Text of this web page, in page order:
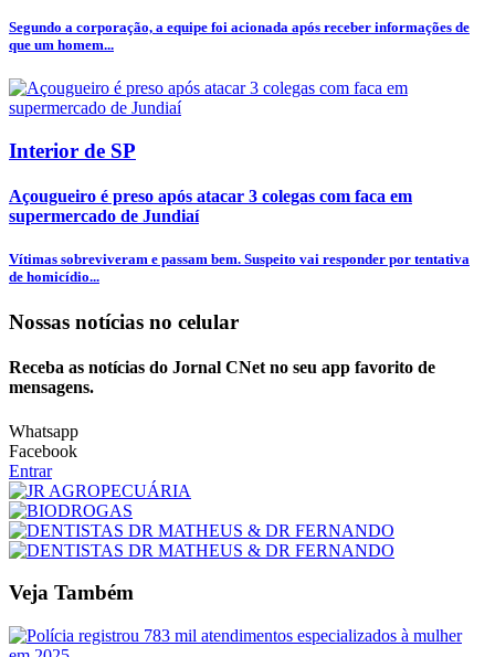
Segundo a corporação, a equipe foi acionada após receber informações de
que um homem...
Interior de SP
Açougueiro é preso após atacar 3 colegas com faca em
supermercado de Jundiaí
Vítimas sobreviveram e passam bem. Suspeito vai responder por tentativa
de homicídio...
Nossas notícias no celular
Receba as notícias do Jornal CNet no seu app favorito de
mensagens.
Whatsapp
Facebook
Entrar
Veja Também